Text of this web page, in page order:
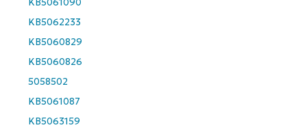
KB5062233
KB5060829
KB5060826
5058502
KB5061087
KB5063159
Company